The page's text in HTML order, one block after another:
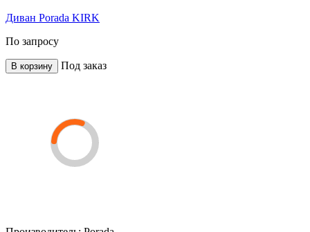
Диван Porada KIRK
По запросу
В корзину Под заказ